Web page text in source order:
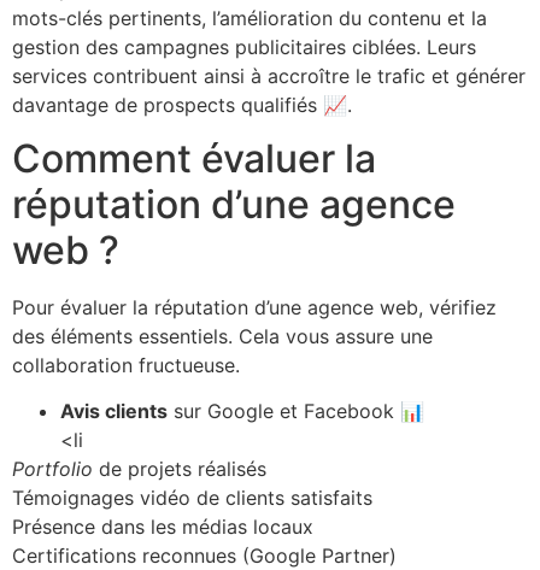
mots-clés pertinents, l’amélioration du contenu et la
gestion des campagnes publicitaires ciblées. Leurs
services contribuent ainsi à accroître le trafic et générer
davantage de prospects qualifiés 📈.
Comment évaluer la
réputation d’une agence
web ?
Pour évaluer la réputation d’une agence web, vérifiez
des éléments essentiels. Cela vous assure une
collaboration fructueuse.
Avis clients sur Google et Facebook 📊
<li
Portfolio de projets réalisés
Témoignages vidéo de clients satisfaits
Présence dans les médias locaux
Certifications reconnues (Google Partner)